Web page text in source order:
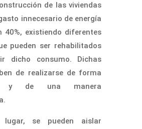
de las viviendas
innecesario de energía
40%, existiendo diferentes
pueden ser rehabilitados
dicho consumo. Dichas
de realizarse de forma
y de una manera
lugar, se pueden aislar